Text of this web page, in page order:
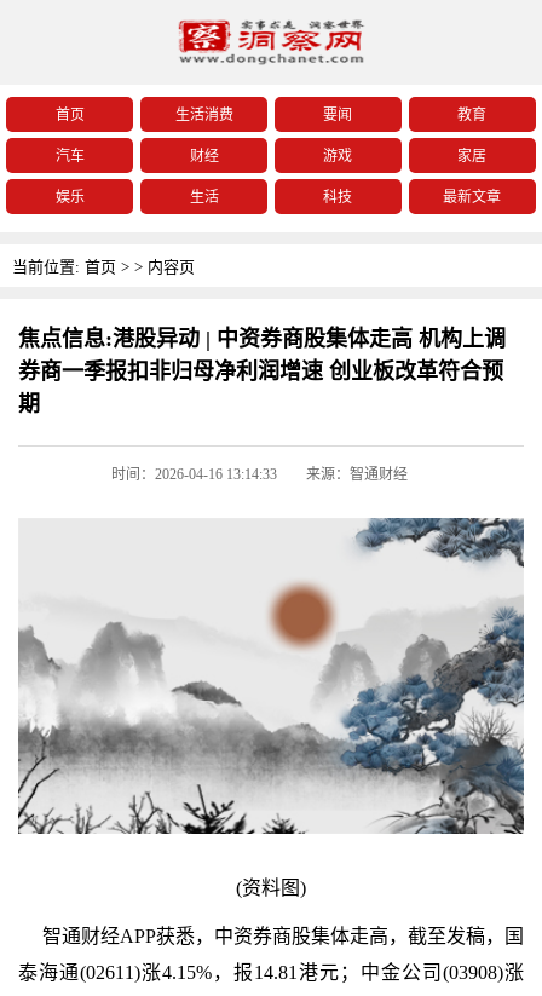
首页 生活消费 要闻 教育
汽车 财经 游戏 家居
娱乐 生活 科技 最新文章
当前位置: 首页 > > 内容页
焦点信息:港股异动 | 中资券商股集体走高 机构上调
券商一季报扣非归母净利润增速 创业板改革符合预
期
时间：2026-04-16 13:14:33 来源：智通财经
(资料图)
智通财经APP获悉，中资券商股集体走高，截至发稿，国
泰海通(02611)涨4.15%，报14.81港元；中金公司(03908)涨